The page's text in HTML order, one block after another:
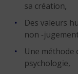
sa création,
Des valeurs
non -
Une méthode
psychologie,